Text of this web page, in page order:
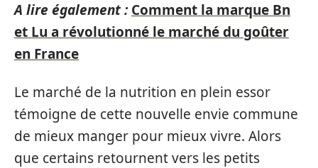
A lire également : Comment la marque Bn
et Lu a révolutionné le marché du goûter
en France
Le marché de la nutrition en plein essor
témoigne de cette nouvelle envie commune
de mieux manger pour mieux vivre. Alors
que certains retournent vers les petits